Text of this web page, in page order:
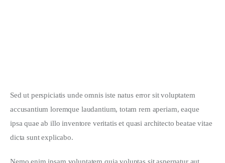
Sed ut perspiciatis unde omnis iste natus error sit voluptatem
accusantium loremque laudantium, totam rem aperiam, eaque
ipsa quae ab illo inventore veritatis et quasi architecto beatae vitae
dicta sunt explicabo.
Nemo enim ipsam voluptatem quia voluptas sit aspernatur aut